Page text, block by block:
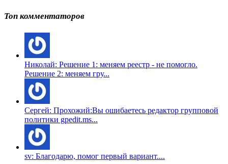
Топ комментаторов
Николай: Решение 1: меняем реестр - не помогло.
Решение 2: меняем гру...
Сергей: Прохожий:Вы ошибаетесь редактор групповой
политики gpedit.ms...
sv: Благодарю, помог первый вариант....